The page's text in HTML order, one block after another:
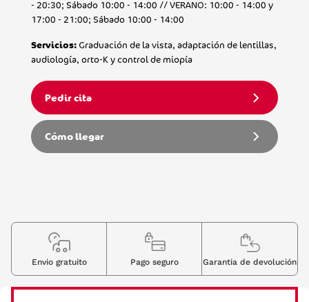
- 20:30; Sábado 10:00 - 14:00 // VERANO: 10:00 - 14:00 y
17:00 - 21:00; Sábado 10:00 - 14:00
Servicios:Graduación de la vista, adaptación de lentillas,
audiología, orto-K y control de miopía
Pedir cita
Cómo llegar
Envio gratuito Pago seguro Garantia de devolución